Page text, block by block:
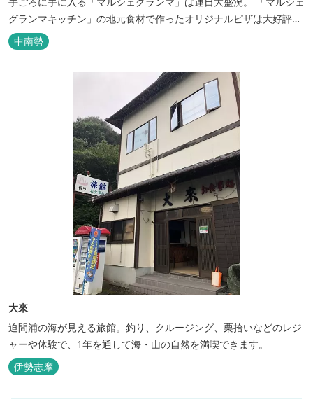
グランマキッチン」の地元食材で作ったオリジナルピザは大好評！
バーベキューも楽しめます。食材と必要な道具がセットになった
「手ぶらバーベキューセット」も人気です。 『ごかつら池どうぶつ
パーク』近くにあります。 多気町観光協会のフェイスブックでは多
中南勢
大來
迫間浦の海が見える旅館。釣り、クルージング、栗拾いなどのレジ
ャーや体験で、1年を通して海・山の自然を満喫できます。
伊勢志摩